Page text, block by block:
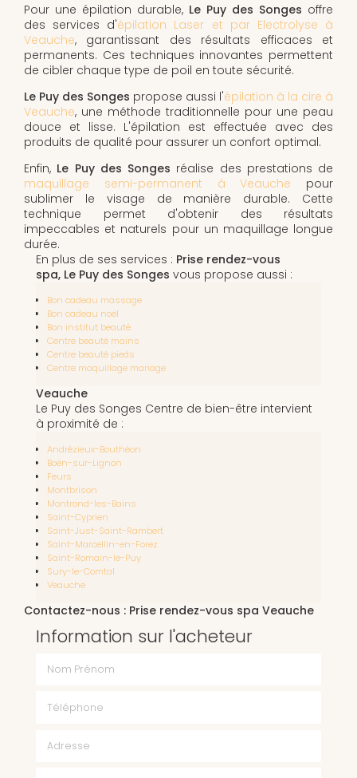
Pour une épilation durable, Le Puy des Songes offre
des services d'épilation Laser et par Electrolyse à
Veauche, garantissant des résultats efficaces et
permanents. Ces techniques innovantes permettent
de cibler chaque type de poil en toute sécurité.
Le Puy des Songes propose aussi l'épilation à la cire à
Veauche, une méthode traditionnelle pour une peau
douce et lisse. L'épilation est effectuée avec des
produits de qualité pour assurer un confort optimal.
Enfin, Le Puy des Songes réalise des prestations de
maquillage semi-permanent à Veauche pour
sublimer le visage de manière durable. Cette
technique permet d'obtenir des résultats
impeccables et naturels pour un maquillage longue
durée.
En plus de ses services : Prise rendez-vous
spa, Le Puy des Songes vous propose aussi :
Bon cadeau massage
Bon cadeau noël
Bon institut beauté
Centre beauté mains
Centre beauté pieds
Centre maquillage mariage
Veauche
Le Puy des Songes Centre de bien-être intervient
à proximité de :
Andrézieux-Bouthéon
Boën-sur-Lignon
Feurs
Montbrison
Montrond-les-Bains
Saint-Cyprien
Saint-Just-Saint-Rambert
Saint-Marcellin-en-Forez
Saint-Romain-le-Puy
Sury-le-Comtal
Veauche
Contactez-nous : Prise rendez-vous spa Veauche
Information sur l'acheteur